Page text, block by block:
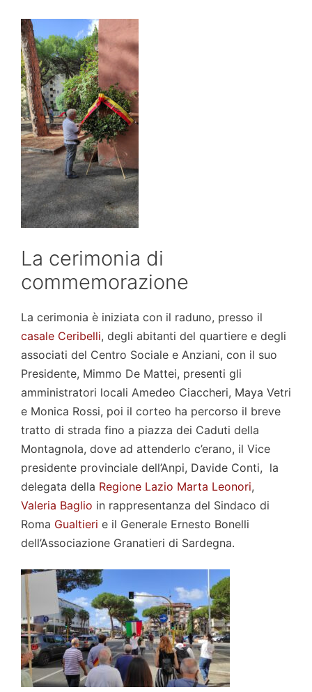
La cerimonia di
commemorazione
La cerimonia è iniziata con il raduno, presso il
casale Ceribelli, degli abitanti del quartiere e degli
associati del Centro Sociale e Anziani, con il suo
Presidente, Mimmo De Mattei, presenti gli
amministratori locali Amedeo Ciaccheri, Maya Vetri
e Monica Rossi, poi il corteo ha percorso il breve
tratto di strada fino a piazza dei Caduti della
Montagnola, dove ad attenderlo c’erano, il Vice
presidente provinciale dell’Anpi, Davide Conti, la
delegata della Regione Lazio Marta Leonori,
Valeria Baglio in rappresentanza del Sindaco di
Roma Gualtieri e il Generale Ernesto Bonelli
dell’Associazione Granatieri di Sardegna.